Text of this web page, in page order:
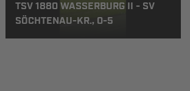
TSV 1880 WASSERBURG II - SV
SÖCHTENAU-KR., 0-5